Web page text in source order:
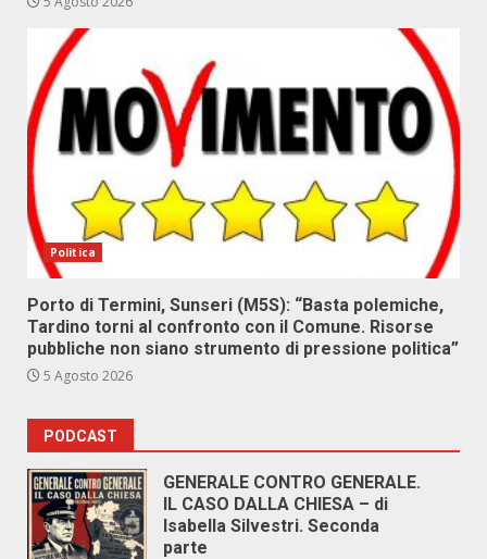
Politica
Porto di Termini, Sunseri (M5S): “Basta polemiche,
Tardino torni al confronto con il Comune. Risorse
pubbliche non siano strumento di pressione politica”
5 Agosto 2026
PODCAST
GENERALE CONTRO GENERALE.
IL CASO DALLA CHIESA – di
Isabella Silvestri. Seconda
parte